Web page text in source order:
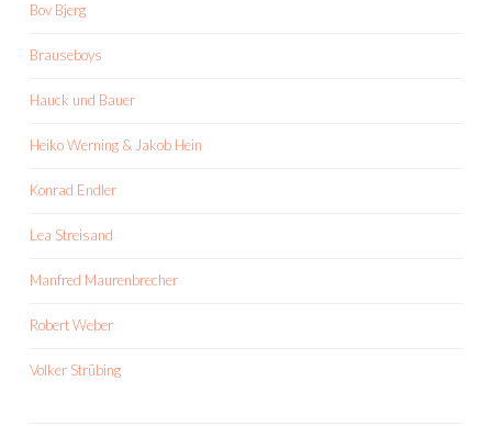
Bov Bjerg
Brauseboys
Hauck und Bauer
Heiko Werning & Jakob Hein
Konrad Endler
Lea Streisand
Manfred Maurenbrecher
Robert Weber
Volker Strübing